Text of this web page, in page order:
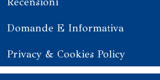
Domande E Informativa
Privacy & Cookies Policy